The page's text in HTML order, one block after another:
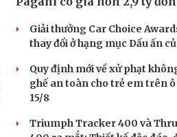
Giải thưởng Car Choice
thay đổi ở hạng mục Dấu ấn
Quy định mới về xử phạt
ghế an toàn cho trẻ em trên
15/8
Triumph Tracker 400 và